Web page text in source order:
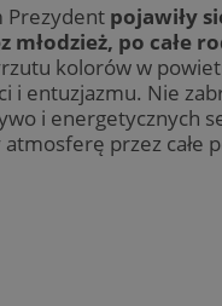
Prezydent pojawiły
młodzież, po całe
kolorów w
i entuzjazmu. Nie
i energetycznych
atmosferę przez całe